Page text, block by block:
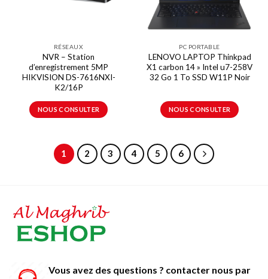
RÉSEAUX
NVR – Station
d’enregistrement 5MP
HIKVISION DS-7616NXI-
K2/16P
NOUS CONSULTER
PC PORTABLE
LENOVO LAPTOP Thinkpad
X1 carbon 14 » Intel u7-258V
32 Go 1 To SSD W11P Noir
NOUS CONSULTER
1 2 3 4 5 6
Vous avez des questions ? contacter nous par